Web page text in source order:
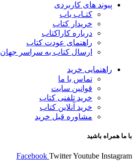
پیوند های کاربردی
کتـاب یاب
خریدار کتاب
درباره کاراکتاب
راهنمای عودت کتاب
ارسال کتاب به سراسر جهان
راهنمایی خرید
تماس با ما
قوانین سایت
خرید تلفنی کتاب
خرید آنلاین کتاب
مشاوره قبل خرید
با ما همراه باشید
Facebook TwitterYoutube Instagram